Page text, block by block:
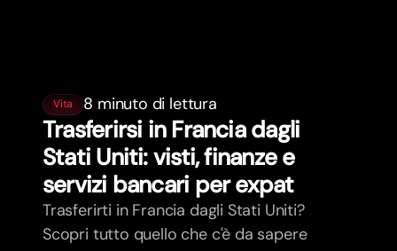
Vita 8 minuto di lettura
Trasferirsi in Francia dagli
Stati Uniti: visti, finanze e
servizi bancari per expat
Trasferirti in Francia dagli Stati Uniti?
Scopri tutto quello che c'è da sapere